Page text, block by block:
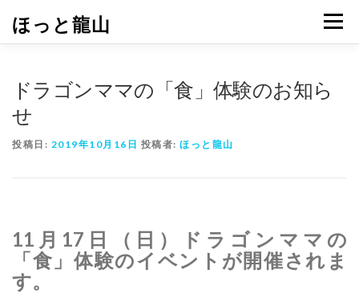
テ
ほっと龍山 メニュ
ドラゴンママの「食」体験のお知ら
せ
投稿日: 2019年10月16日 投稿者: ほっと龍山
11月17日（日）ドラゴンママの
「食」体験のイベントが開催されま
す。